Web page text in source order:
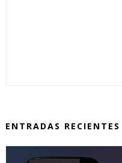
ENTRADAS RECIENTES